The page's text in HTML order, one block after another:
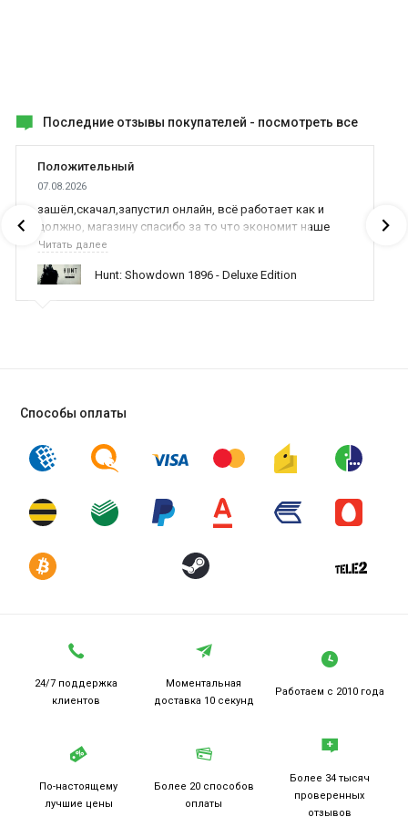
Последние отзывы покупателей - посмотреть все
Положительный
07.08.2026
зашёл,скачал,запустил онлайн, всё работает как и
должно, магазину спасибо за то что экономит наше
время,нервы и деньги, ребята вы красава оказываете
поддержку населению и походу из всех только вы и
оказываете помощь
Читать далее
Hunt: Showdown 1896 - Deluxe Edition
Способы оплаты
24/7 поддержка
клиентов
Моментальная
доставка 10 секунд
Работаем с 2010 года
По-настоящему
лучшие цены
Более 20 способов
оплаты
Более 34 тысяч
проверенных
отзывов